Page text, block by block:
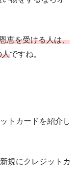
恵を受ける人は、
人ですね。
トカードを紹介し
規にクレジットカ